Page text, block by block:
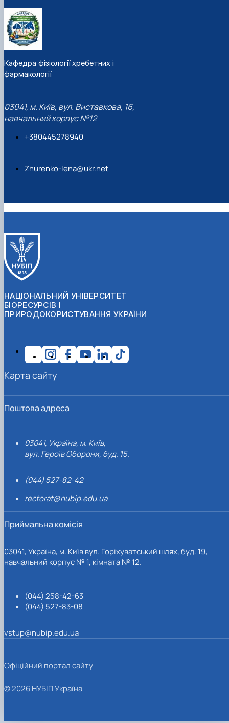
Кафедра фізіології хребетних і
фармакології
03041, м. Київ, вул. Виставкова, 16,
навчальний корпус №12
+380445278940
Zhurenko-lena@ukr.net
НАЦІОНАЛЬНИЙ УНІВЕРСИТЕТ
БІОРЕСУРСІВ І
ПРИРОДОКОРИСТУВАННЯ УКРАЇНИ
Поштова адреса
03041, Україна, м. Київ,
вул. Героїв Оборони, буд. 15.
(044) 527-82-42
rectorat@nubip.edu.ua
Приймальна комісія
03041, Україна, м. Київ вул. Горіхуватський шлях, буд. 19,
навчальний корпус № 1, кімната № 12.
(044) 258-42-63
(044) 527-83-08
vstup@nubip.edu.ua
Карта сайту
Офіційний портал сайту
© 2026 НУБІП Україна